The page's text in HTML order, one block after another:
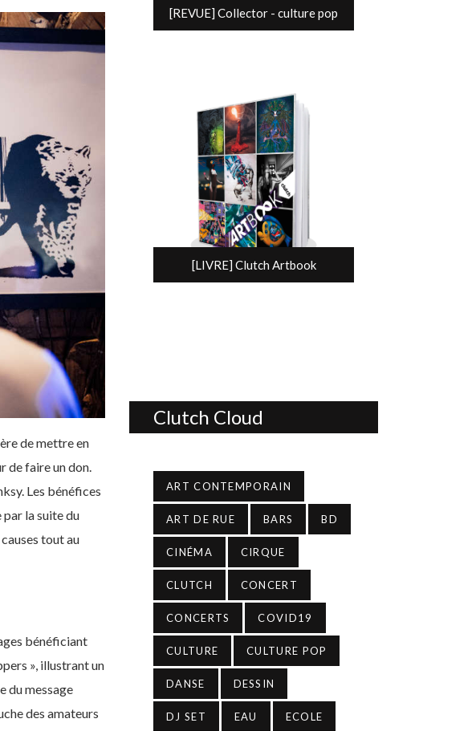
de mettre en
faire un don.
Les bénéfices
la suite du
tout au
bénéficiant
», illustrant un
du message
des amateurs
[REVUE] Collector - culture pop
[LIVRE] Clutch Artbook
Clutch Cloud
ART CONTEMPORAIN
ART DE RUE BARS BD
CINÉMA CIRQUE
CLUTCH CONCERT
CONCERTS COVID19
CULTURE CULTURE POP
DANSE DESSIN
DJ SET EAU ECOLE